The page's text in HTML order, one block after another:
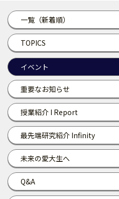
一覧（新着順）
TOPICS
イベント
重要なお知らせ
授業紹介 I Report
最先端研究紹介 Infinity
未来の愛大生へ
Q&A